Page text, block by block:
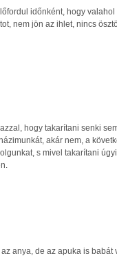
időnként, hogy
nem jön az ihlet, nincs
hogy takarítani senki
akár nem, a
s mivel takarítani
az anya, de az apuka is